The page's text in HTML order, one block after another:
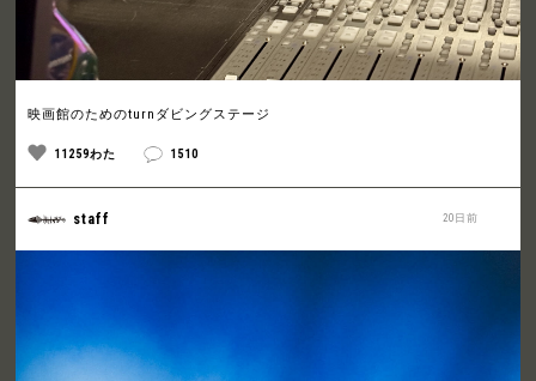
映画館のためのturnダビングステージ
11259わた 1510
20日前
staff